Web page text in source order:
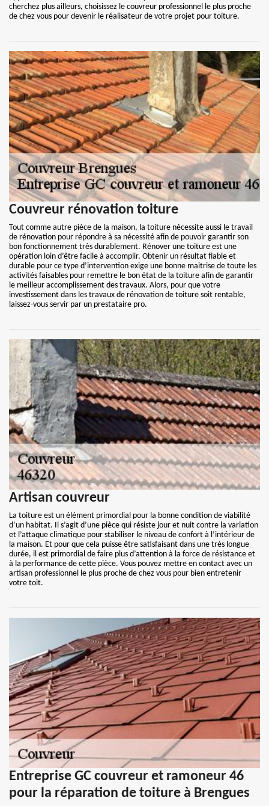
cherchez plus ailleurs, choisissez le couvreur professionnel le plus proche
de chez vous pour devenir le réalisateur de votre projet pour toiture.
Couvreur rénovation toiture
Tout comme autre pièce de la maison, la toiture nécessite aussi le travail
de rénovation pour répondre à sa nécessité afin de pouvoir garantir son
bon fonctionnement très durablement. Rénover une toiture est une
opération loin d’être facile à accomplir. Obtenir un résultat fiable et
durable pour ce type d’intervention exige une bonne maitrise de toute les
activités faisables pour remettre le bon état de la toiture afin de garantir
le meilleur accomplissement des travaux. Alors, pour que votre
investissement dans les travaux de rénovation de toiture soit rentable,
laissez-vous servir par un prestataire pro.
Artisan couvreur
La toiture est un élément primordial pour la bonne condition de viabilité
d’un habitat. Il s’agit d’une pièce qui résiste jour et nuit contre la variation
et l’attaque climatique pour stabiliser le niveau de confort à l’intérieur de
la maison. Et pour que cela puisse être satisfaisant dans une très longue
durée, il est primordial de faire plus d’attention à la force de résistance et
à la performance de cette pièce. Vous pouvez mettre en contact avec un
artisan professionnel le plus proche de chez vous pour bien entretenir
votre toit.
Entreprise GC couvreur et ramoneur 46
pour la réparation de toiture à Brengues